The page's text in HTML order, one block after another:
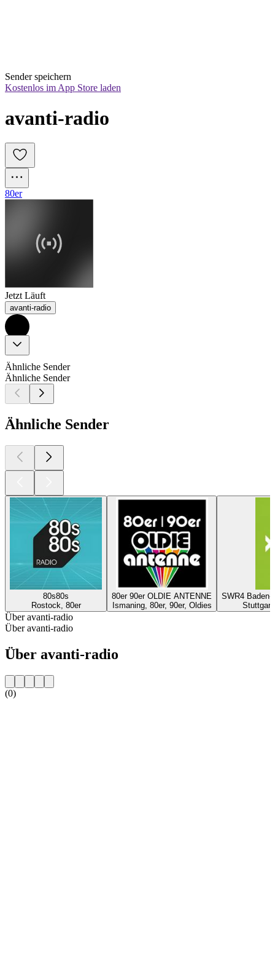
Sender speichern
Kostenlos im App Store laden
avanti-radio
80er
Jetzt Läuft
avanti-radio
Ähnliche Sender
Ähnliche Sender
Ähnliche Sender
80s80s
Rostock, 80er
80er 90er OLDIE ANTENNE
Ismaning, 80er, 90er, Oldies
SWR4 Baden-
Über avanti-radio
Über avanti-radio
Über avanti-radio
(0)